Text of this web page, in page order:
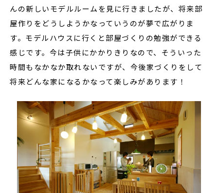
んの新しいモデルルームを見に行きましたが、将来部
屋作りをどうしようかなっていうのが夢で広がりま
す。モデルハウスに行くと部屋づくりの勉強ができる
感じです。今は子供にかかりきりなので、そういった
時間もなかなか取れないですが、今後家づくりをして
将来どんな家になるかなって楽しみがあります！